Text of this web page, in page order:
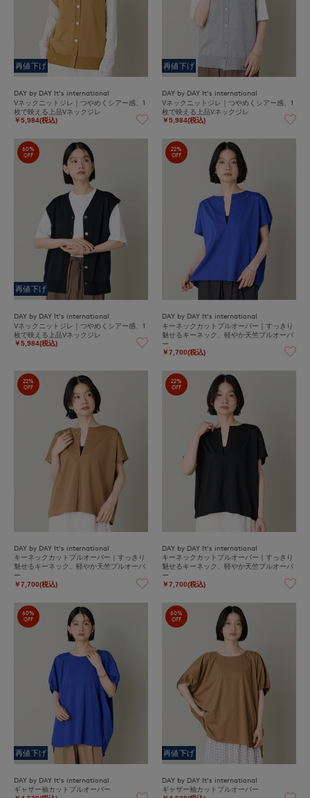
再値下げ
DAY by DAY It's international
Vネックニットジレ｜つやめくシアー感、1
枚で映える上品Vネックジレ
￥5,984(税込)
再値下げ
DAY by DAY It's international
Vネックニットジレ｜つやめくシアー感、1
枚で映える上品Vネックジレ
￥5,984(税込)
60%
OFF
再値下げ
DAY by DAY It's international
Vネックニットジレ｜つやめくシアー感、1
枚で映える上品Vネックジレ
￥5,984(税込)
22%
OFF
DAY by DAY It's international
キーネックカットプルオーバー｜すっきり
魅せるキーネック、軽やか天竺プルオーバ
ー
￥7,700(税込)
22%
OFF
DAY by DAY It's international
キーネックカットプルオーバー｜すっきり
魅せるキーネック、軽やか天竺プルオーバ
ー
￥7,700(税込)
22%
OFF
DAY by DAY It's international
キーネックカットプルオーバー｜すっきり
魅せるキーネック、軽やか天竺プルオーバ
ー
￥7,700(税込)
60%
OFF
再値下げ
DAY by DAY It's international
ギャザー袖カットプルオーバー
60%
OFF
再値下げ
DAY by DAY It's international
ギャザー袖カットプルオーバー